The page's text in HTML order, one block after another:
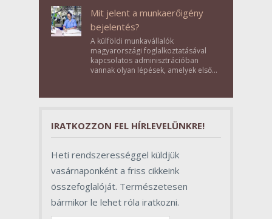
Mit jelent a munkaerőigény
bejelentés?
A külföldi munkavállalók
magyarországi foglalkoztatásával
kapcsolatos adminisztrációban
vannak olyan lépések, amelyek első
szerepet töltenek be az egész
IRATKOZZON FEL HÍRLEVELÜNKRE!
Heti rendszerességgel küldjük
vasárnaponként a friss cikkeink
összefoglalóját. Természetesen
bármikor le lehet róla iratkozni.